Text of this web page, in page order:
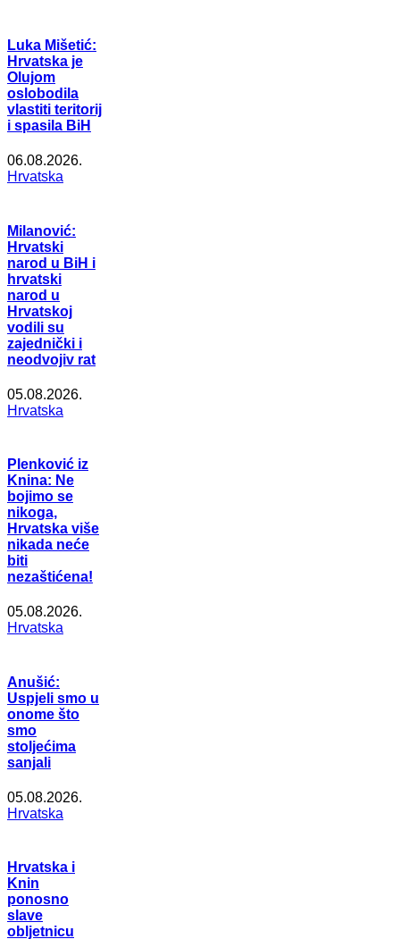
Luka Mišetić:
Hrvatska je
Olujom
oslobodila
vlastiti teritorij
i spasila BiH
06.08.2026.
Hrvatska
Milanović:
Hrvatski
narod u BiH i
hrvatski
narod u
Hrvatskoj
vodili su
zajednički i
neodvojiv rat
05.08.2026.
Hrvatska
Plenković iz
Knina: Ne
bojimo se
nikoga,
Hrvatska više
nikada neće
biti
nezaštićena!
05.08.2026.
Hrvatska
Anušić:
Uspjeli smo u
onome što
smo
stoljećima
sanjali
05.08.2026.
Hrvatska
Hrvatska i
Knin
ponosno
slave
obljetnicu